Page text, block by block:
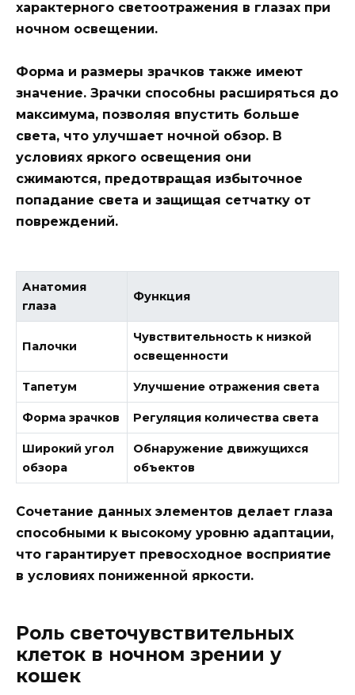
характерного светоотражения в глазах при
ночном освещении.
Форма и размеры зрачков также имеют
значение. Зрачки способны расширяться до
максимума, позволяя впустить больше
света, что улучшает ночной обзор. В
условиях яркого освещения они
сжимаются, предотвращая избыточное
попадание света и защищая сетчатку от
повреждений.
Анатомия
глаза
Функция
Палочки
Чувствительность к низкой
освещенности
Тапетум Улучшение отражения света
Форма зрачков Регуляция количества света
Широкий угол
обзора
Обнаружение движущихся
объектов
Сочетание данных элементов делает глаза
способными к высокому уровню адаптации,
что гарантирует превосходное восприятие
в условиях пониженной яркости.
Роль светочувствительных
клеток в ночном зрении у
кошек